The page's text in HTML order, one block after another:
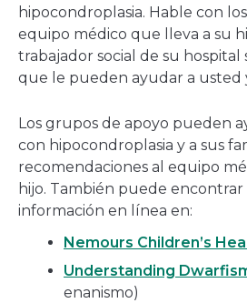
hipocondroplasia. Hable con
equipo médico que lleva a su
trabajador social de su hospital
que le pueden ayudar a usted
Los grupos de apoyo pueden
con hipocondroplasia y a sus
recomendaciones al equipo
hijo. También puede encontrar
información en línea en:
Nemours Children’s
Understanding
enanismo)